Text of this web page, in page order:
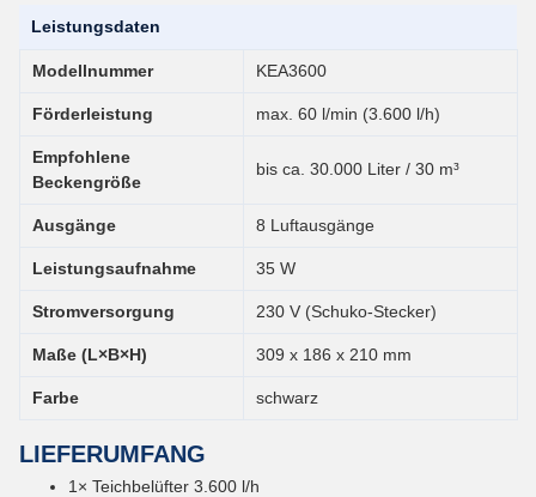
Leistungsdaten
Modellnummer KEA3600
Förderleistung max. 60 l/min (3.600 l/h)
Empfohlene
Beckengröße
bis ca. 30.000 Liter / 30 m³
Ausgänge 8 Luftausgänge
Leistungsaufnahme 35 W
Stromversorgung 230 V (Schuko-Stecker)
Maße (L×B×H) 309 x 186 x 210 mm
Farbe schwarz
LIEFERUMFANG
1× Teichbelüfter 3.600 l/h